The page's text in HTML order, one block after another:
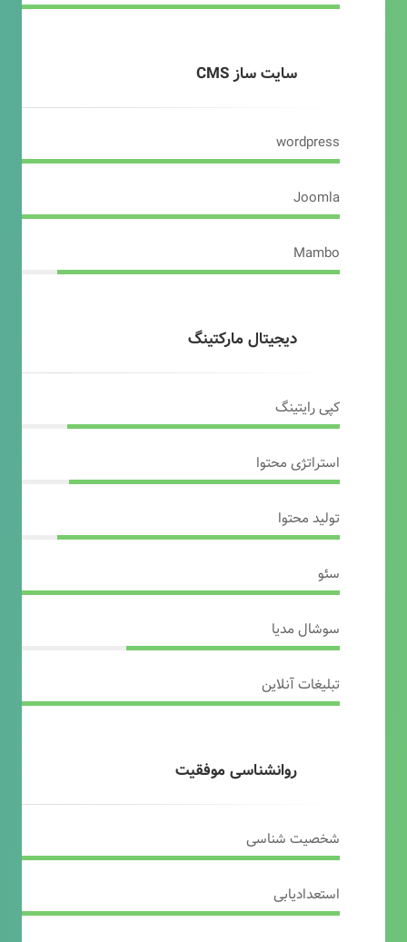
سایت ساز CMS
wordpress
Joomla
Mambo
دیجیتال مارکتینگ
کپی رایتینگ
استراتژی محتوا
تولید محتوا
سئو
سوشال مدیا
تبلیغات آنلاین
روانشناسی موفقیت
شخصیت شناسی
استعدادیابی